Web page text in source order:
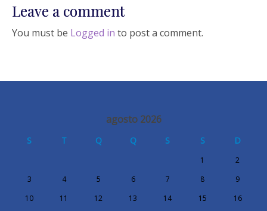
Leave a comment
You must be Logged in to post a comment.
agosto 2026
S T Q Q S S D
1
2
3
4 5 6 7 8
9
10
11 12 13 14 15
16